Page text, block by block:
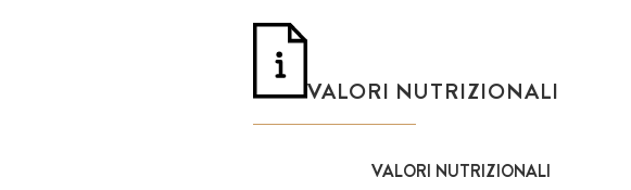
VALORI NUTRIZIONALI
VALORI NUTRIZIONALI